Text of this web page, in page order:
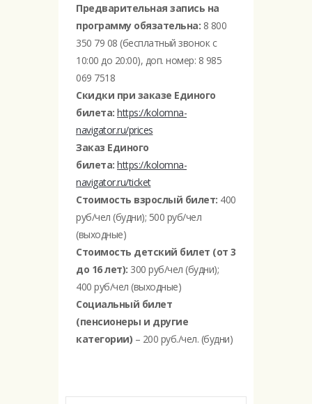
Предварительная запись на
программу обязательна: 8 800
350 79 08 (бесплатный звонок с
10:00 до 20:00), доп. номер: 8 985
069 7518
Скидки при заказе Единого
билета: https://kolomna-
navigator.ru/prices
Заказ Единого
билета: https://kolomna-
navigator.ru/ticket
Стоимость взрослый билет: 400
руб/чел (будни); 500 руб/чел
(выходные)
Стоимость детский билет (от 3
до 16 лет): 300 руб/чел (будни);
400 руб/чел (выходные)
Социальный билет
(пенсионеры и другие
категории) – 200 руб./чел. (будни)